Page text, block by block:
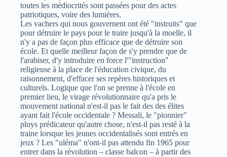
toutes les médiocrités sont passées pour des actes
patriotiques, voire des lumières.
Les vachers qui nous gouvernent ont été "instruits" que
pour détruire le pays pour le traire jusqu'à la moelle, il
n'y a pas de façon plus efficace que de détruire son
école. Et quelle meilleur façon de s'y prendre que de
l'arabiser, d'y introduire en force l'"instruction"
religieuse à la place de l'éducation civique, du
raisonnement, d'effacer ses repères historiques et
culturels. Logique que l'on se prenne à l'école en
premier lieu, le virage révolutionnaire qu'a pris le
mouvement national n'est-il pas le fait des des élites
ayant fait l'école occidentale ? Messali, le "pionnier"
pluys prédicateur qu'autre chose, n'est-il pas resté à la
traine lorsque les jeunes occidentalisés sont entrés en
jeux ? Les "uléma" n'ont-il pas attendu fin 1965 pour
entrer dans la révolution – classe balcon – à partir des